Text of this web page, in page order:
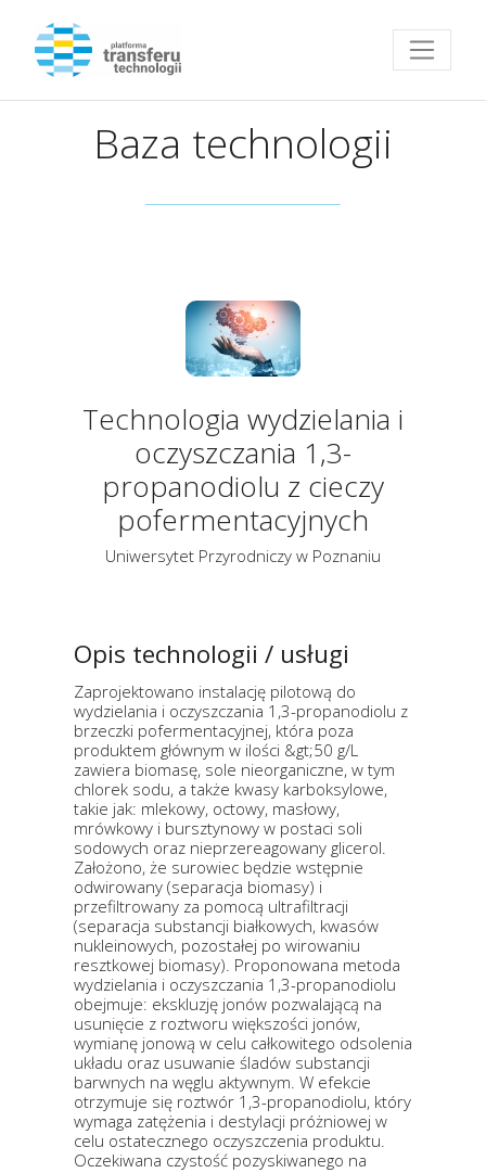
Przejdź do strony głównej
Baza technologii
Technologia wydzielania i
oczyszczania 1,3-
propanodiolu z cieczy
pofermentacyjnych
Uniwersytet Przyrodniczy w Poznaniu
Opis technologii / usługi
Zaprojektowano instalację pilotową do
wydzielania i oczyszczania 1,3-propanodiolu z
brzeczki pofermentacyjnej, która poza
produktem głównym w ilości &gt;50 g/L
zawiera biomasę, sole nieorganiczne, w tym
chlorek sodu, a także kwasy karboksylowe,
takie jak: mlekowy, octowy, masłowy,
mrówkowy i bursztynowy w postaci soli
sodowych oraz nieprzereagowany glicerol.
Założono, że surowiec będzie wstępnie
odwirowany (separacja biomasy) i
przefiltrowany za pomocą ultrafiltracji
(separacja substancji białkowych, kwasów
nukleinowych, pozostałej po wirowaniu
resztkowej biomasy). Proponowana metoda
wydzielania i oczyszczania 1,3-propanodiolu
obejmuje: ekskluzję jonów pozwalającą na
usunięcie z roztworu większości jonów,
wymianę jonową w celu całkowitego odsolenia
układu oraz usuwanie śladów substancji
barwnych na węglu aktywnym. W efekcie
otrzymuje się roztwór 1,3-propanodiolu, który
wymaga zatężenia i destylacji próżniowej w
celu ostatecznego oczyszczenia produktu.
Oczekiwana czystość pozyskiwanego na